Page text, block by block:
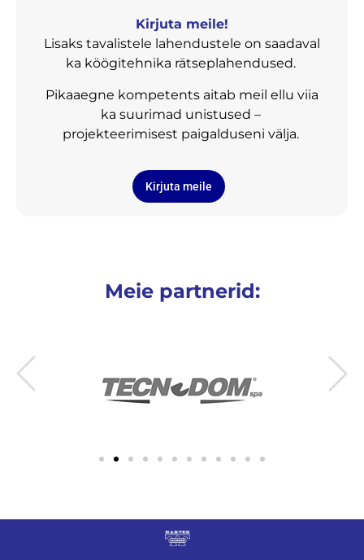
Kirjuta meile!
Lisaks tavalistele lahendustele on saadaval
ka köögitehnika rätseplahendused.
Pikaaegne kompetents aitab meil ellu viia
ka suurimad unistused –
projekteerimisest paigalduseni välja.
Kirjuta meile
Meie partnerid: